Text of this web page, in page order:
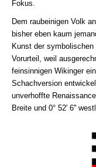
Fokus.
Dem raubeinigen Volk
bisher eben kaum
Kunst der
Vorurteil, weil
feinsinnigen Wikinger
Schachversion
unverhoffte
Breite und 0° 52' 6''